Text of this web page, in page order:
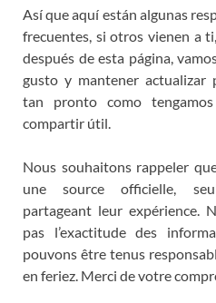
Así que aquí están algunas
frecuentes, si otros vienen a
después de esta página,
gusto y mantener actualizar
tan pronto como
compartir útil.
Nous souhaitons rappeler
une source officielle,
partageant leur expérience.
pas l’exactitude des
pouvons être tenus
en feriez. Merci de votre